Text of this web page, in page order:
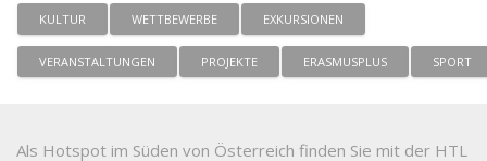
KULTUR WETTBEWERBE EXKURSIONEN
VERANSTALTUNGEN PROJEKTE ERASMUSPLUS SPORT
Als Hotspot im Süden von Österreich finden Sie mit der HTL